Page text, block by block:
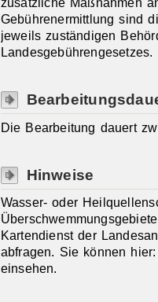
Gebührenermittlung sind
jeweils zuständigen
Landesgebührengesetzes.
Die Bearbeitung dauert
Hinweise
Wasser- oder
Kartendienst der
abfragen. Sie können
einsehen.